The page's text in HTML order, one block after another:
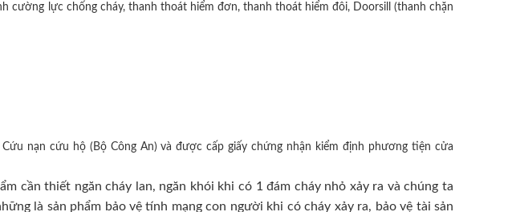
cường lực chống cháy, thanh thoát hiểm đơn, thanh thoát hiểm đôi, Doorsill (thanh chặn
nạn cứu hộ (Bộ Công An) và được cấp giấy chứng nhận kiểm định phương tiện cửa
cần thiết ngăn cháy lan, ngăn khói khi có 1 đám cháy nhỏ xảy ra và chúng ta
là sản phẩm bảo vệ tính mạng con người khi có cháy xảy ra, bảo vệ tài sản